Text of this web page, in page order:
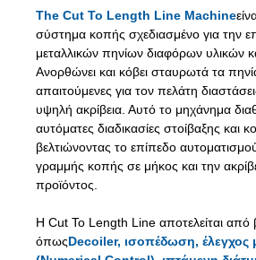
The Cut To Length Line Machine
σύστημα κοπής σχεδιασμένο για την
μεταλλικών πηνίων διαφόρων υλικών
Ανορθώνει και κόβει σταυρωτά τα
απαιτούμενες για τον πελάτη
υψηλή ακρίβεια. Αυτό το μηχάνημα
αυτόματες διαδικασίες στοίβαξης και
βελτιώνοντας το επίπεδο
γραμμής κοπής σε μήκος και την
προϊόντος.
Η Cut To Length Line αποτελείται από
όπωςDecoiler, ισοπέδωση, έλεγχος